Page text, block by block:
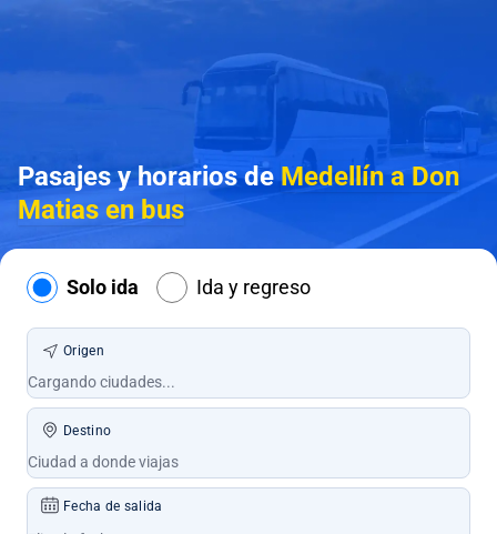
Pasajes y horarios deMedellín a Don
Matias en bus
Solo ida Ida y regreso
Origen
Destino
Fecha de salida